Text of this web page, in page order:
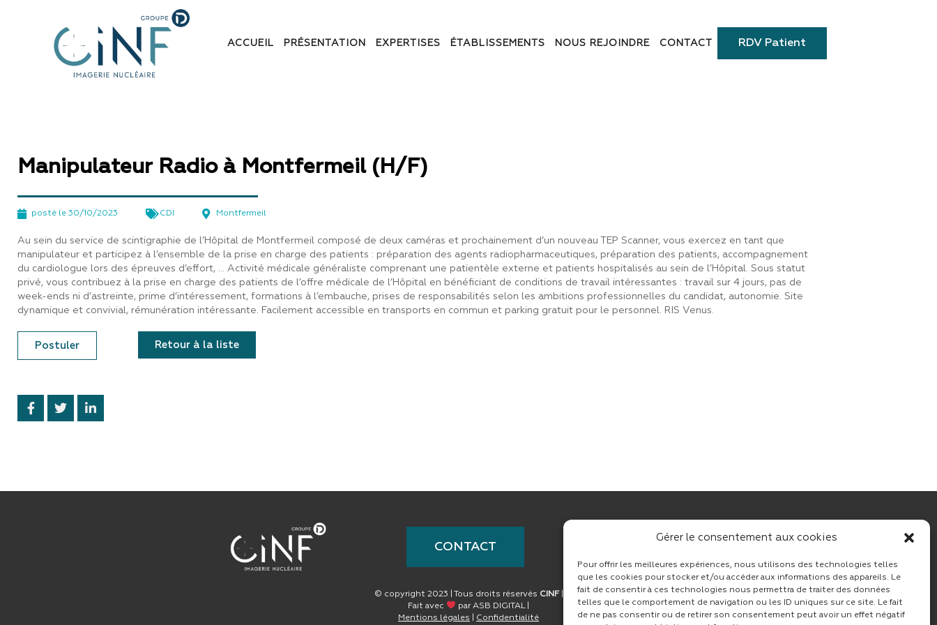
Gérer le consentement aux cookies
Pour offrir les meilleures expériences, nous utilisons des technologies telles
que les cookies pour stocker et/ou accéder aux informations des appareils. Le
fait de consentir à ces technologies nous permettra de traiter des données
telles que le comportement de navigation ou les ID uniques sur ce site. Le fait
de ne pas consentir ou de retirer son consentement peut avoir un effet négatif
ACCUEIL PRÉSENTATION EXPERTISES ÉTABLISSEMENTS NOUS REJOINDRE CONTACT RDV Patient
Manipulateur Radio à Montfermeil (H/F)
posté le 30/10/2023 CDI Montfermeil
Au sein du service de scintigraphie de l’Hôpital de Montfermeil composé de deux caméras et prochainement d’un nouveau TEP Scanner, vous exercez en tant que
manipulateur et participez à l’ensemble de la prise en charge des patients : préparation des agents radiopharmaceutiques, préparation des patients, accompagnement
du cardiologue lors des épreuves d’effort, … Activité médicale généraliste comprenant une patientèle externe et patients hospitalisés au sein de l’Hôpital. Sous statut
privé, vous contribuez à la prise en charge des patients de l’offre médicale de l’Hôpital en bénéficiant de conditions de travail intéressantes : travail sur 4 jours, pas de
week-ends ni d’astreinte, prime d’intéressement, formations à l’embauche, prises de responsabilités selon les ambitions professionnelles du candidat, autonomie. Site
dynamique et convivial, rémunération intéressante. Facilement accessible en transports en commun et parking gratuit pour le personnel. RIS Venus.
Postuler Retour à la liste
CONTACT
© copyright 2023 | Tous droits réservés CINF|
Fait avec
parASB DIGITAL|
Mentions légales
Confidentialité